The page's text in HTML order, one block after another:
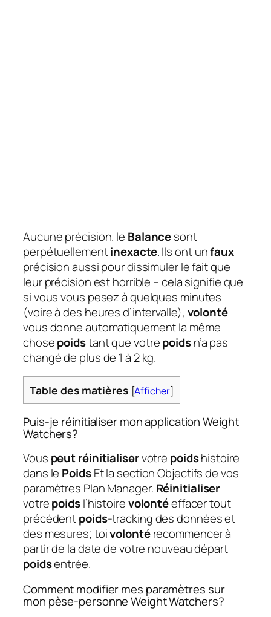
Aucune précision. le Balancesont
perpétuellementinexacte. Ils ont unfaux
précision aussi pour dissimuler le fait que
leur précision est horrible – cela signifie que
si vous vous pesez à quelques minutes
(voire à des heures d’intervalle), volonté
vous donne automatiquement la même
chosepoidstant que votrepoidsn’a pas
changé de plus de 1 à 2 kg.
Table des matières [Afficher]
Puis-je réinitialiser mon application Weight
Watchers?
Vous peut réinitialiservotre poidshistoire
dans le PoidsEt la section Objectifs de vos
paramètres Plan Manager. Réinitialiser
votrepoidsl’histoirevolontéeffacer tout
précédentpoids-tracking des données et
des mesures; toivolontérecommencer à
partir de la date de votre nouveau départ
poidsentrée.
Comment modifier mes paramètres sur
mon pèse-personne Weight Watchers?